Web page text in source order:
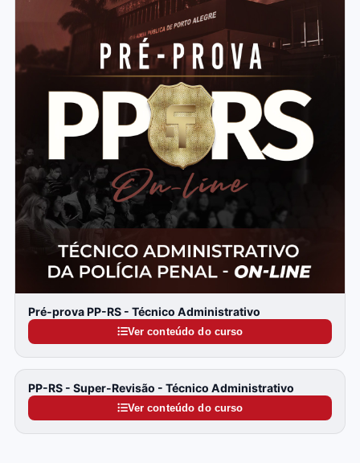
Pré-prova PP-RS - Técnico Administrativo
Ver conteúdo do curso
PP-RS - Super-Revisão - Técnico Administrativo
Ver conteúdo do curso